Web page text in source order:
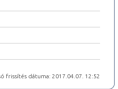
frissítés dátuma: 2017.04.07. 12:52